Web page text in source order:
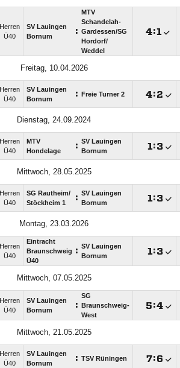
Herren
Ü40
SV Lauingen
Bornum
:
MTV
Schandelah-
Gardessen/​SG
Hordorf/​
Weddel
:
Freitag, 10.04.2026
Herren
Ü40
SV Lauingen
Bornum
: Freie Turner 2 :
Dienstag, 24.09.2024
Herren
Ü40
MTV
Hondelage
: SV Lauingen
Bornum
:
Mittwoch, 28.05.2025
Herren
Ü40
SG Rautheim/​
Stöckheim 1
: SV Lauingen
Bornum
:
Montag, 23.03.2026
Herren
Ü40
Eintracht
Braunschweig
Ü40
: SV Lauingen
Bornum
:
Mittwoch, 07.05.2025
Herren
Ü40
SV Lauingen
Bornum
:
SG
Braunschweig-
West
:
Mittwoch, 21.05.2025
Herren
Ü40
SV Lauingen
Bornum
: TSV Rüningen :